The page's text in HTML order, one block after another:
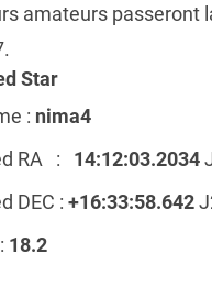
amateurs passeront
Star
: nima4
RA : 14:12:03.2034
DEC : +16:33:58.642
18.2